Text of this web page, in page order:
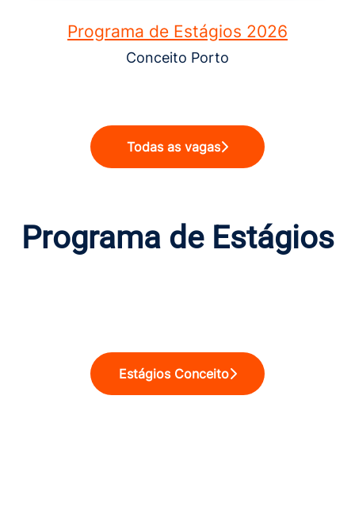
Programa de Estágios 2026
Conceito Porto
Todas as vagas
Programa de Estágios
Estágios Conceito